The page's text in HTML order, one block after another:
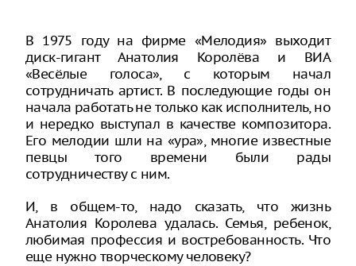
В 1975 году на фирме «Мелодия» выходит
диск-гигант Анатолия Королёва и ВИА
«Весёлые голоса», с которым начал
сотрудничать артист. В последующие годы он
начала работать не только как исполнитель, но
и нередко выступал в качестве композитора.
Его мелодии шли на «ура», многие известные
певцы того времени были рады
сотрудничеству с ним.
И, в общем-то, надо сказать, что жизнь
Анатолия Королева удалась. Семья, ребенок,
любимая профессия и востребованность. Что
еще нужно творческому человеку?